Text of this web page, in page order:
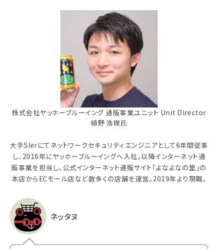
株式会社ヤッホーブルーイング 通販事業ユニット Unit Director
植野 浩樹氏
大手SIerにてネットワークセキュリティエンジニアとして6年間従事
し、2016年にヤッホーブルーイングへ入社。以降インターネット通
販事業を担当し、公式インターネット通販サイト「よなよなの里」の
本店からECモール店など数多くの店舗を運営。2019年より現職。
ネッタヌ